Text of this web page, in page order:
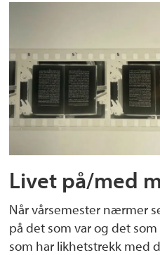
Livet på/med
Når vårsemester nærmer
på det som var og det
som har likhetstrekk med